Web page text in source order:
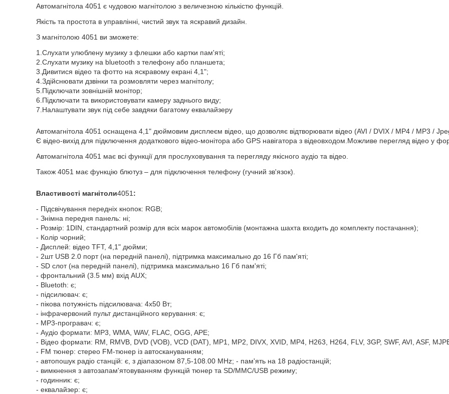
Автомагнітола 4051 є чудовою магнітолою з величезною кількістю функцій.
Якість та простота в управлінні, чистий звук та яскравий дизайн.
З магнітолою 4051 ви зможете:
1.Слухати улюблену музику з флешки або картки пам'яті;
2.Слухати музику на bluetooth з телефону або планшета;
3.Дивитися відео та фотто на яскравому екрані 4,1";
4.Здійснювати дзвінки та розмовляти через магнітолу;
5.Підключати зовнішній монітор;
6.Підключати та використовувати камеру заднього виду;
7.Налаштувати звук під себе завдяки багатому еквалайзеру
Автомагнітола 4051 оснащена 4,1" дюймовим дисплеєм відео, що дозволяє відтворювати відео (AVI / DVIX / MP4 / МР3 /
Є відео-вихід для підключення додаткового відео-монітора або GPS навігатора з відеовходом.Можливе перегляд відео у
Автомагнітола 4051 має всі функції для прослуховування та перегляду якісного аудіо та відео.
Також 4051 має функцію блютуз – для підключення телефону (гучний зв'язок).
Властивості магнітоли4051 :
- Підсвічування передніх кнопок: RGB;
- Знімна передня панель: ні;
- Розмір: 1DIN, стандартний розмір для всіх марок автомобілів (монтажна шахта входить до комплекту постачання);
- Колір чорний;
- Дисплей: відео TFT, 4,1" дюйми;
- 2шт USB 2.0 порт (на передній панелі), підтримка максимально до 16 Гб пам'яті;
- SD слот (на передній панелі), підтримка максимально 16 Гб пам'яті;
- фронтальний (3.5 мм) вхід AUX;
- Bluetoth: є;
- підсилювач: є;
- пікова потужність підсилювача: 4x50 Вт;
- інфрачервоний пульт дистанційного керування: є;
- MP3-програвач: є;
- Аудіо формати: MP3, WMA, WAV, FLAC, OGG, APE;
- Відео формати: RM, RMVB, DVD (VOB), VCD (DAT), MP1, MP2, DIVX, XVID, MP4, H263, H264, FLV, 3GP, SWF, AVI, ASF,
- FM тюнер: стерео FM-тюнер із автоскануванням;
- автопошук радіо станцій: є, з діапазоном 87,5-108.00 MHz; - пам'ять на 18 радіостанцій;
- вимкнення з автозапам'ятовуванням функцій тюнер та SD/MMC/USB режиму;
- годинник: є;
- еквалайзер: є;